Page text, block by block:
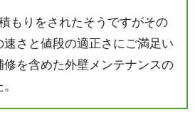
もりをされたそうですがその
さと値段の適正さにご満足い
を含めた外壁メンテナンスの